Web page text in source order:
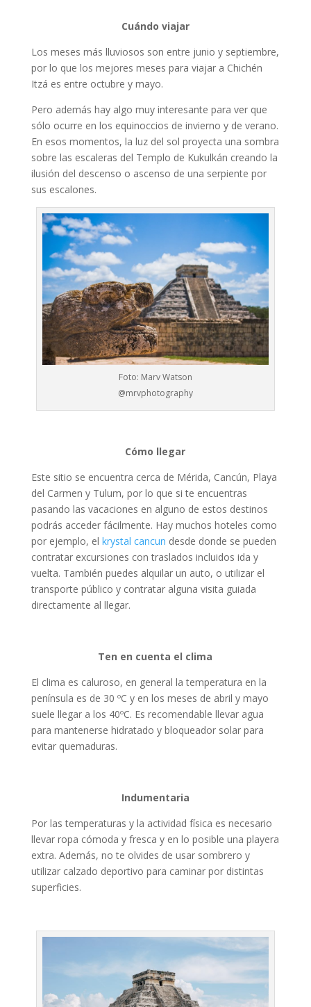
Cuándo viajar
Los meses más lluviosos son entre junio y septiembre,
por lo que los mejores meses para viajar a Chichén
Itzá es entre octubre y mayo.
Pero además hay algo muy interesante para ver que
sólo ocurre en los equinoccios de invierno y de verano.
En esos momentos, la luz del sol proyecta una sombra
sobre las escaleras del Templo de Kukulkán creando la
ilusión del descenso o ascenso de una serpiente por
sus escalones.
Foto: Marv Watson
@mrvphotography
Cómo llegar
Este sitio se encuentra cerca de Mérida, Cancún, Playa
del Carmen y Tulum, por lo que si te encuentras
pasando las vacaciones en alguno de estos destinos
podrás acceder fácilmente. Hay muchos hoteles como
por ejemplo, el krystal cancun desde donde se pueden
contratar excursiones con traslados incluidos ida y
vuelta. También puedes alquilar un auto, o utilizar el
transporte público y contratar alguna visita guiada
directamente al llegar.
Ten en cuenta el clima
El clima es caluroso, en general la temperatura en la
península es de 30 ºC y en los meses de abril y mayo
suele llegar a los 40ºC. Es recomendable llevar agua
para mantenerse hidratado y bloqueador solar para
evitar quemaduras.
Indumentaria
Por las temperaturas y la actividad física es necesario
llevar ropa cómoda y fresca y en lo posible una playera
extra. Además, no te olvides de usar sombrero y
utilizar calzado deportivo para caminar por distintas
superficies.